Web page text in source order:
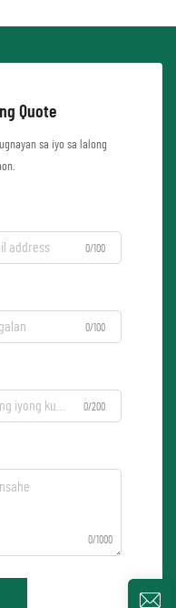
Quote
sa iyo sa lalong
0/100
0/100
0/200
0/1000